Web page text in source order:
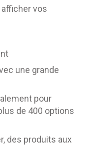
vos
une grande
pour
de 400 options
des produits aux